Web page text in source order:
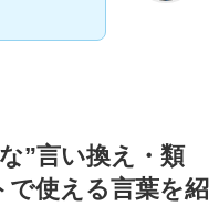
”言い換え・類
使える言葉を紹